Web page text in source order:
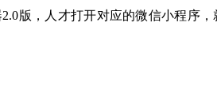
版，人才打开对应的微信小程序，